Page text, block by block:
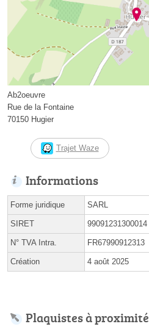
Ab2oeuvre
Rue de la Fontaine
70150 Hugier
Trajet Waze
Informations
Forme juridique SARL
SIRET 99091231300014
N° TVA Intra. FR67990912313
Création 4 août 2025
Plaquistes à proximité